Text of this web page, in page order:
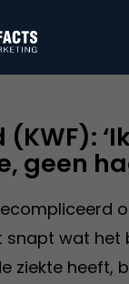
(KWF):
geen
wat het
ziekte heeft,